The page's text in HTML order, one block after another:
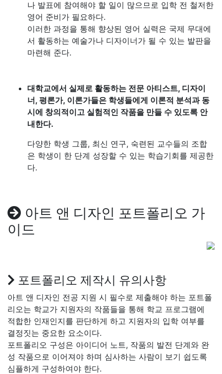
나 발표에 참여해야 할 일이 많으므로 입학 전 철저한
영어 준비가 필요하다.
이러한 과정을 통해 향상된 영어 실력은 국제 무대에
서 활동하는 예술가나 디자이너가 될 수 있는 발판을
마련해 준다.
대학교에서 실제로 활동하는 전문 아티스트, 디자이
너, 평론가, 이론가들은 학생들에게 이론적 분석과 동
시에 창의적이고 실험적인 작품을 만들 수 있도록 안
내한다.
다양한 학생 그룹, 최신 연구, 숙련된 교수들의 조합
은 학생이 한 단계 성장할 수 있는 학습기회를 제공한
다.
아트 앤 디자인 포트폴리오 가
이드
Next
포트폴리오 제작시 유의사항
아트 앤 디자인 전공 지원 시 필수로 제출해야 하는 포트폴
리오는 학교가 지원자의 작품들을 통해 학교 프로그램에
적합한 인재인지를 판단하게 하고 지원자의 입학 여부를
결정짓는 중요한 요소이다.
포트폴리오 구성은 아이디어 노트, 작품의 발전 단계와 완
성 작품으로 이어져야 하며 심사하는 사람이 보기 쉽도록
심플하게 구성하여야 한다.